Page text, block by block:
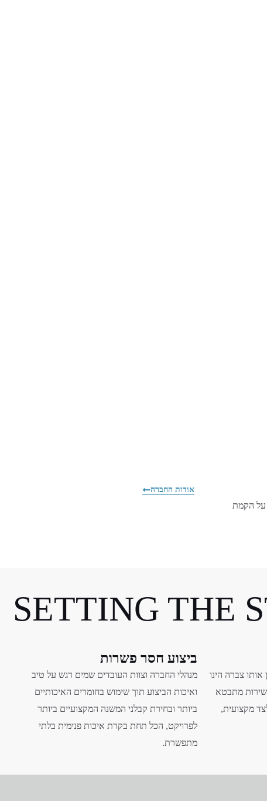
על הקמת
אודות החברה
SETTING THE
אותו צברה הינו
מתבטא
מקצועית,
ביצוע חסר פשרות
מנהלי החברה וצוות העובדים שמים דגש על טיב
ואיכות הביצוע תוך שימוש בחומרים האיכותיים
ביותר ובחירת קבלני המשנה המקצועיים ביותר
לפרויקט, הכל תחת בקרת איכות פנימית בלתי
מתפשרת.